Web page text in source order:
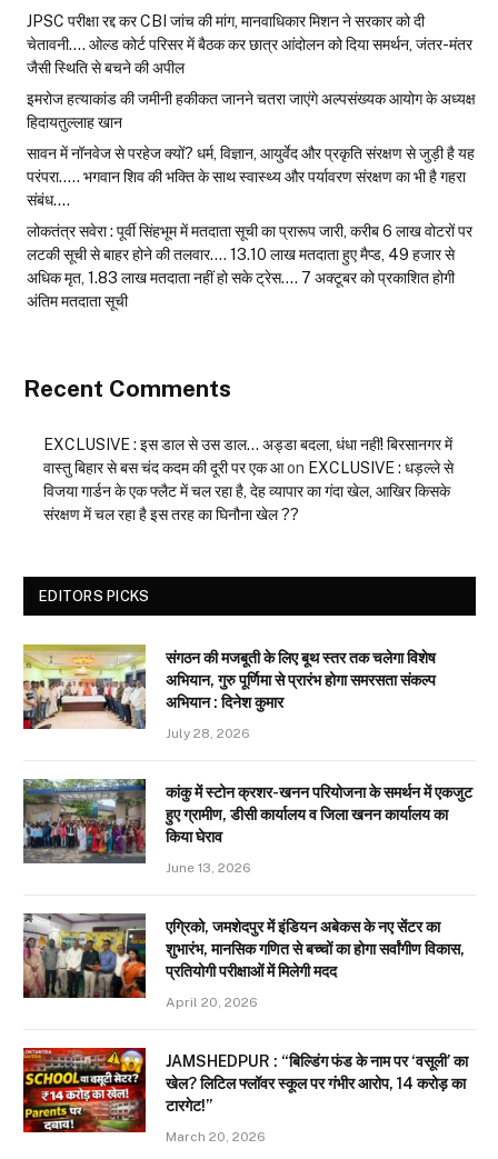
JPSC परीक्षा रद्द कर CBI जांच की मांग, मानवाधिकार मिशन ने सरकार को दी
चेतावनी…. ओल्ड कोर्ट परिसर में बैठक कर छात्र आंदोलन को दिया समर्थन, जंतर-मंतर
जैसी स्थिति से बचने की अपील
इमरोज हत्याकांड की जमीनी हकीकत जानने चतरा जाएंगे अल्पसंख्यक आयोग के अध्यक्ष
हिदायतुल्लाह खान
सावन में नॉनवेज से परहेज क्यों? धर्म, विज्ञान, आयुर्वेद और प्रकृति संरक्षण से जुड़ी है यह
परंपरा….. भगवान शिव की भक्ति के साथ स्वास्थ्य और पर्यावरण संरक्षण का भी है गहरा
संबंध….
लोकतंत्र सवेरा : पूर्वी सिंहभूम में मतदाता सूची का प्रारूप जारी, करीब 6 लाख वोटरों पर
लटकी सूची से बाहर होने की तलवार…. 13.10 लाख मतदाता हुए मैप्ड, 49 हजार से
अधिक मृत, 1.83 लाख मतदाता नहीं हो सके ट्रेस…. 7 अक्टूबर को प्रकाशित होगी
अंतिम मतदाता सूची
Recent Comments
EXCLUSIVE : इस डाल से उस डाल… अड्डा बदला, धंधा नहीं! बिरसानगर में
वास्तु बिहार से बस चंद कदम की दूरी पर एक आon EXCLUSIVE : धड़ल्ले से
विजया गार्डन के एक फ्लैट में चल रहा है, देह व्यापार का गंदा खेल, आखिर किसके
संरक्षण में चल रहा है इस तरह का घिनौना खेल ??
EDITORS PICKS
संगठन की मजबूती के लिए बूथ स्तर तक चलेगा विशेष
अभियान, गुरु पूर्णिमा से प्रारंभ होगा समरसता संकल्प
अभियान : दिनेश कुमार
July 28, 2026
कांकु में स्टोन क्रशर-खनन परियोजना के समर्थन में एकजुट
हुए ग्रामीण, डीसी कार्यालय व जिला खनन कार्यालय का
किया घेराव
June 13, 2026
एग्रिको, जमशेदपुर में इंडियन अबेकस के नए सेंटर का
शुभारंभ, मानसिक गणित से बच्चों का होगा सर्वांगीण विकास,
प्रतियोगी परीक्षाओं में मिलेगी मदद
April 20, 2026
JAMSHEDPUR : “बिल्डिंग फंड के नाम पर ‘वसूली’ का
खेल? लिटिल फ्लॉवर स्कूल पर गंभीर आरोप, 14 करोड़ का
टारगेट!”
March 20, 2026